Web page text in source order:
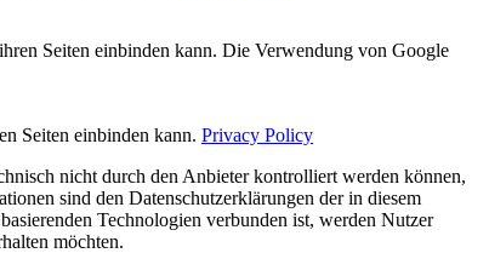
Seiten einbinden kann. Die Verwendung von Google
Seiten einbinden kann. Privacy Policy
nicht durch den Anbieter kontrolliert werden können,
sind den Datenschutzerklärungen der in diesem
Technologien verbunden ist, werden Nutzer
möchten.